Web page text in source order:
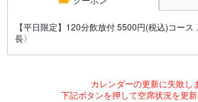
【平日限定】120分飲放付 5500円(税込)コー
長〉
カレンダーの更新に失敗し
下記ボタンを押して空席状況を更新